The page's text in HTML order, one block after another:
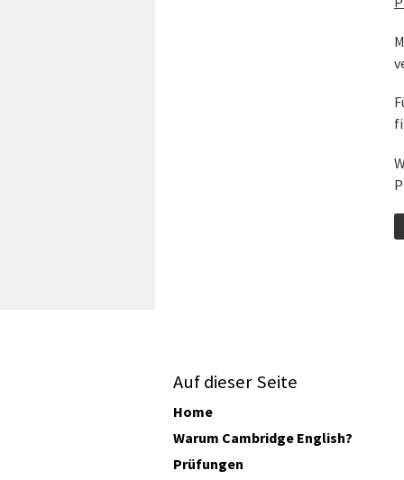
Auf dieser Seite
Home
Warum Cambridge English?
Prüfungen